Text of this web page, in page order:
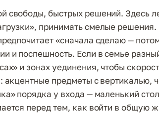
свободы, быстрых решений. Здесь
принимать смелые
«сначала сделаю —
и поспешность. Если в семье
и зонах уединения, чтобы
акцентные предметы с вертикалью,
порядка у входа — маленький
перед тем, как войти в общую